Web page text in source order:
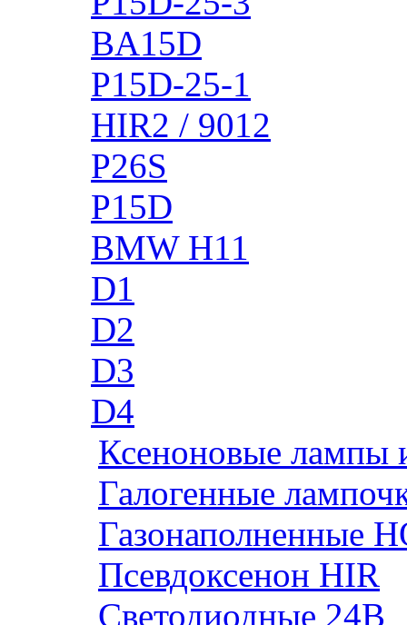
BA15D
P15D-25-1
HIR2 / 9012
P26S
P15D
BMW H11
D1
D2
D3
D4
Ксеноновые лампы
Галогенные
Газонаполненные
Псевдоксенон HIR
Cветодиодные 24B